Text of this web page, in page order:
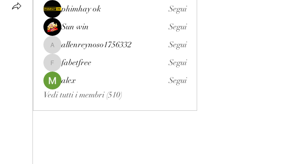
phimhay ok
Segui
Sun win
Segui
allenreynoso1756332
allenreynoso1756332 Segui
fabetfree
fabetfree
Segui
alex
Segui
Vedi tutti i membri (510)